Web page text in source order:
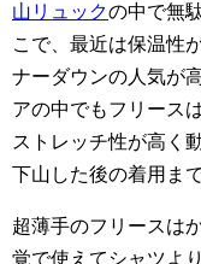
山リュックの中で無
こで、最近は保温性
ナーダウンの人気が
アの中でもフリース
ストレッチ性が高く
下山した後の着用ま
超薄手のフリースは
覚で使えてシャツよ